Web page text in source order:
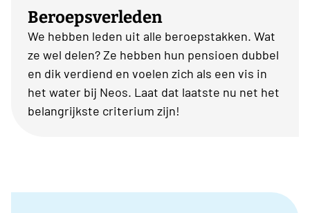
Beroepsverleden
We hebben leden uit alle beroepstakken. Wat
ze wel delen? Ze hebben hun pensioen dubbel
en dik verdiend en voelen zich als een vis in
het water bij Neos. Laat dat laatste nu net het
belangrijkste criterium zijn!